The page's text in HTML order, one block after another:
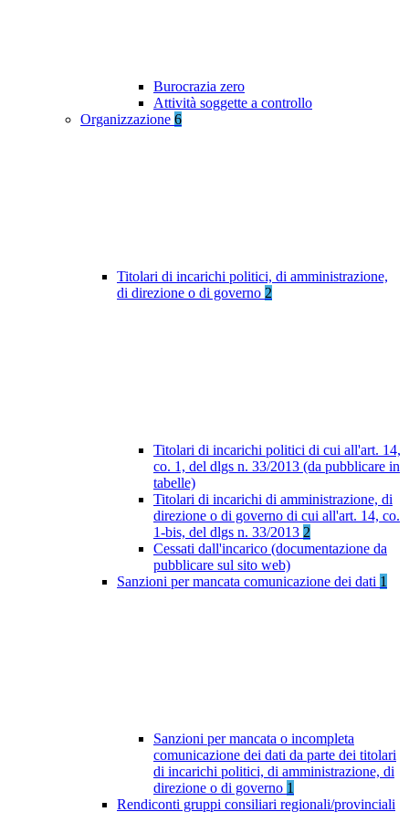
Burocrazia zero
Attività soggette a controllo
Organizzazione 6
Titolari di incarichi politici, di amministrazione,
di direzione o di governo 2
Titolari di incarichi politici di cui all'art. 14,
co. 1, del dlgs n. 33/2013 (da pubblicare in
tabelle)
Titolari di incarichi di amministrazione, di
direzione o di governo di cui all'art. 14, co.
1-bis, del dlgs n. 33/2013 2
Cessati dall'incarico (documentazione da
pubblicare sul sito web)
Sanzioni per mancata comunicazione dei dati 1
Sanzioni per mancata o incompleta
comunicazione dei dati da parte dei titolari
di incarichi politici, di amministrazione, di
direzione o di governo 1
Rendiconti gruppi consiliari regionali/provinciali